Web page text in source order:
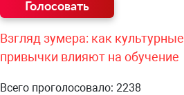
Взгляд зумера: как культурные
привычки влияют на обучение
Всего проголосовало: 2238